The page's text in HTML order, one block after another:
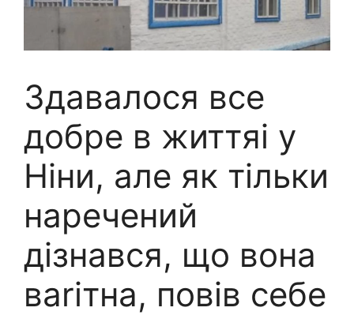
Здавалося все
добре в життяі у
Ніни, але як тільки
наречений
дізнався, що вона
ваrітна, повів себе